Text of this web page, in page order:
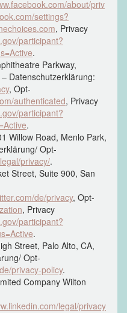
about/priv
settings?
, Privacy
participant?
.
Parkway,
Datenschutzerklärung:
, Opt-
authenticated, Privacy
participant?
.
Willow Road, Menlo Park,
Opt-
privacy/.
Street, Suite 900, San
de/privacy, Opt-
, Privacy
participant?
.
Street, Palo Alto, CA,
Opt-
privacy-policy.
Company Wilton
legal/privacy